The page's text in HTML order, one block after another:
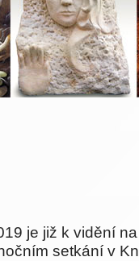
je již k vidění
setkání v